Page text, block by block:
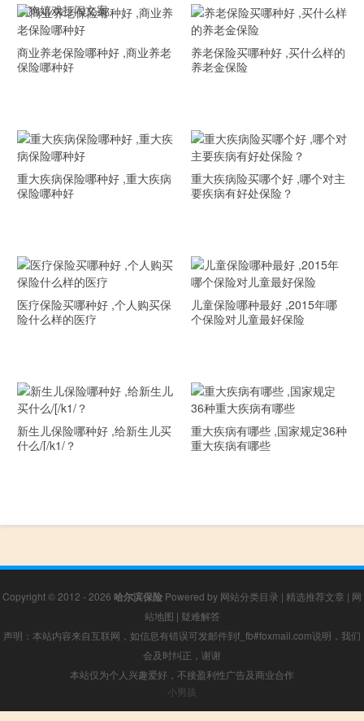
狗狗嬉戏打闹文案
商业养老保险哪种好 ,商业养老
保险哪种好
养老保险买哪种好 ,买什么样的
养老金保险
重大疾病保险哪种好 ,重大疾病
保险哪种好
重大疾病险买哪个好 ,哪个对主
要疾病有好处保险？
医疗保险买哪种好 ,个人购买保
险什么样的医疗
儿童保险哪种最好 ,2015年哪
个保险对儿童最好保险
新生儿保险哪种好 ,给新生儿买
什么/[/k1/？
重大疾病有哪些 ,国家规定36种
重大疾病有哪些
Copyright © 2012 - 2026 哈尔滨保险 Powered by 网站分类目录 | 精选推荐文章 | 网
站地图 | 疑难解答
声明：本站内容来自互联网，如信息有错误可发邮件到f_fb#foxmail.com说明，我们
会及时纠正，谢谢
本站仅为个人兴趣爱好，不接盈利性广告及商业合作
小男孩